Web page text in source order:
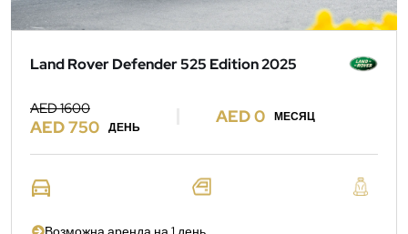
Land Rover Defender 525 Edition 2025
AED 1600
AED 750 ДЕНЬ
AED 0 МЕСЯЦ